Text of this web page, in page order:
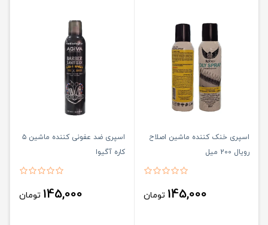
اسپری خنک کننده ماشین اصلاح
رویال 200 میل
145,000 تومان
اسپری ضد عفونی کننده ماشین ۵
کاره آگیوا
145,000 تومان